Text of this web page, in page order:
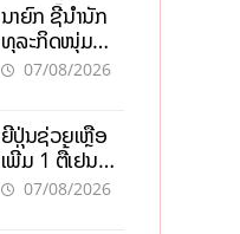
150 ລ້ານໂດລາ,
ສ້າງວຽກ 5.000
ຕຳແໜ່ງ
ນາຍົກ ຊີ້ນຳນັກ
ທຸລະກິດໜຸ່ມ
ຕ້ອງນຳໜ້າແກ້
ສາກົນ, ຫັນສູ່ດິຈິ
ຕອນ
07/08/2026
ຍີ່ປຸ່ນຊ່ວຍເຫຼືອ
ເພີ່ມ 1 ຕື້ເຢນ
ອັບເກຣດ
07/08/2026